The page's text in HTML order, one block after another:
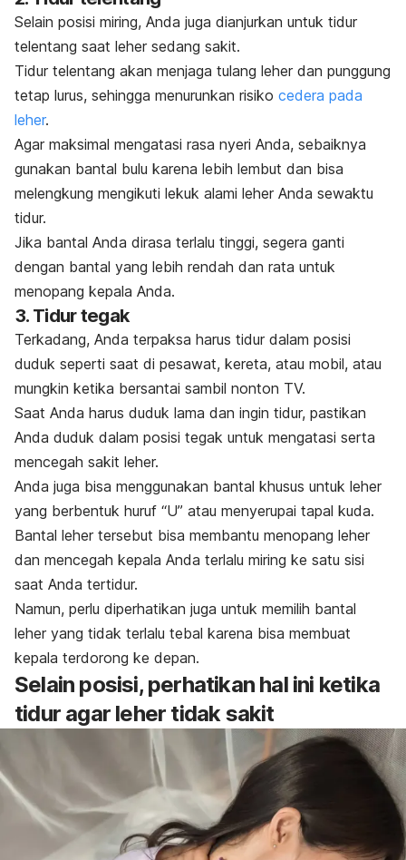
Selain posisi miring, Anda juga dianjurkan untuk tidur
telentang saat leher sedang sakit.
Tidur telentang akan menjaga tulang leher dan punggung
tetap lurus, sehingga menurunkan risiko cedera pada
leher.
Agar maksimal mengatasi rasa nyeri Anda, sebaiknya
gunakan bantal bulu karena lebih lembut dan bisa
melengkung mengikuti lekuk alami leher Anda sewaktu
tidur.
Jika bantal Anda dirasa terlalu tinggi, segera ganti
dengan bantal yang lebih rendah dan rata untuk
menopang kepala Anda.
3. Tidur tegak
Terkadang, Anda terpaksa harus tidur dalam posisi
duduk seperti saat di pesawat, kereta, atau mobil, atau
mungkin ketika bersantai sambil nonton TV.
Saat Anda harus duduk lama dan ingin tidur, pastikan
Anda duduk dalam posisi tegak untuk mengatasi serta
mencegah sakit leher.
Anda juga bisa menggunakan bantal khusus untuk leher
yang berbentuk huruf “U” atau menyerupai tapal kuda.
Bantal leher tersebut bisa membantu menopang leher
dan mencegah kepala Anda terlalu miring ke satu sisi
saat Anda tertidur.
Namun, perlu diperhatikan juga untuk memilih bantal
leher yang tidak terlalu tebal karena bisa membuat
kepala terdorong ke depan.
Selain posisi, perhatikan hal ini ketika
tidur agar leher tidak sakit